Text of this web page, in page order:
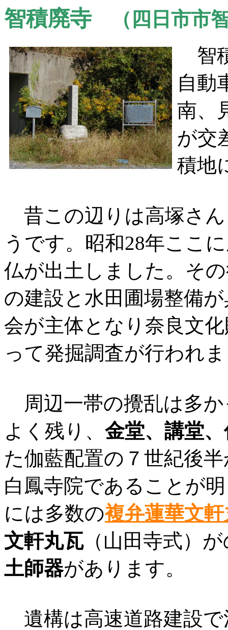
智積廃寺 （四日市市
智
自動
南、
が交
積地
昔この辺りは高塚さ
うです。昭和28年ここ
仏が出土しました。そ
の建設と水田圃場整備
会が主体となり奈良文
って発掘調査が行われ
周辺一帯の攪乱は多
よく残り、 金堂、講堂
た伽藍配置の７世紀後
白鳳寺院であることが
には多数の複弁蓮華文
文軒丸瓦（山田寺式）
土師器があります。
遺構は高速道路建設